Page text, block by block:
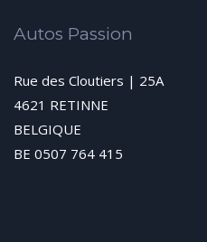
Autos Passion
Rue des Cloutiers | 25A
4621 RETINNE
BELGIQUE
BE 0507 764 415